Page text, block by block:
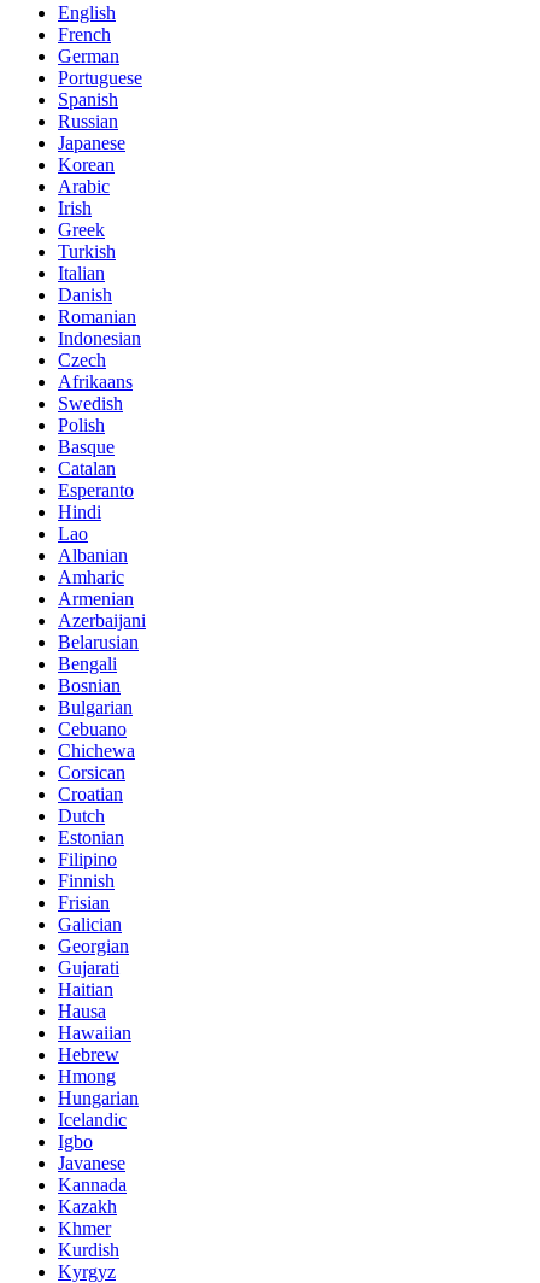
English
French
German
Portuguese
Spanish
Russian
Japanese
Korean
Arabic
Irish
Greek
Turkish
Italian
Danish
Romanian
Indonesian
Czech
Afrikaans
Swedish
Polish
Basque
Catalan
Esperanto
Hindi
Lao
Albanian
Amharic
Armenian
Azerbaijani
Belarusian
Bengali
Bosnian
Bulgarian
Cebuano
Chichewa
Corsican
Croatian
Dutch
Estonian
Filipino
Finnish
Frisian
Galician
Georgian
Gujarati
Haitian
Hausa
Hawaiian
Hebrew
Hmong
Hungarian
Icelandic
Igbo
Javanese
Kannada
Kazakh
Khmer
Kurdish
Kyrgyz